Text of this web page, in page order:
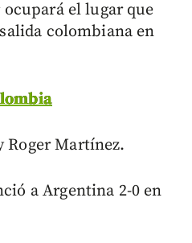
el lugar que
colombiana en
Roger Martínez.
a Argentina 2-0 en